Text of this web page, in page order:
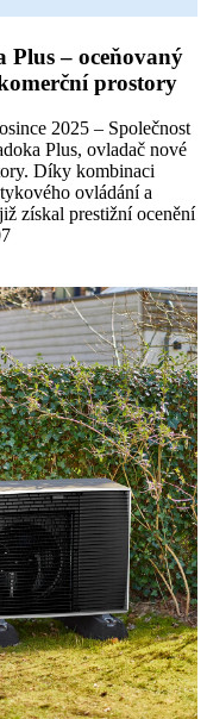
– oceňovaný
prostory
2025 – Společnost
Plus, ovladač nové
Díky kombinaci
ovládání a
získal prestižní ocenění